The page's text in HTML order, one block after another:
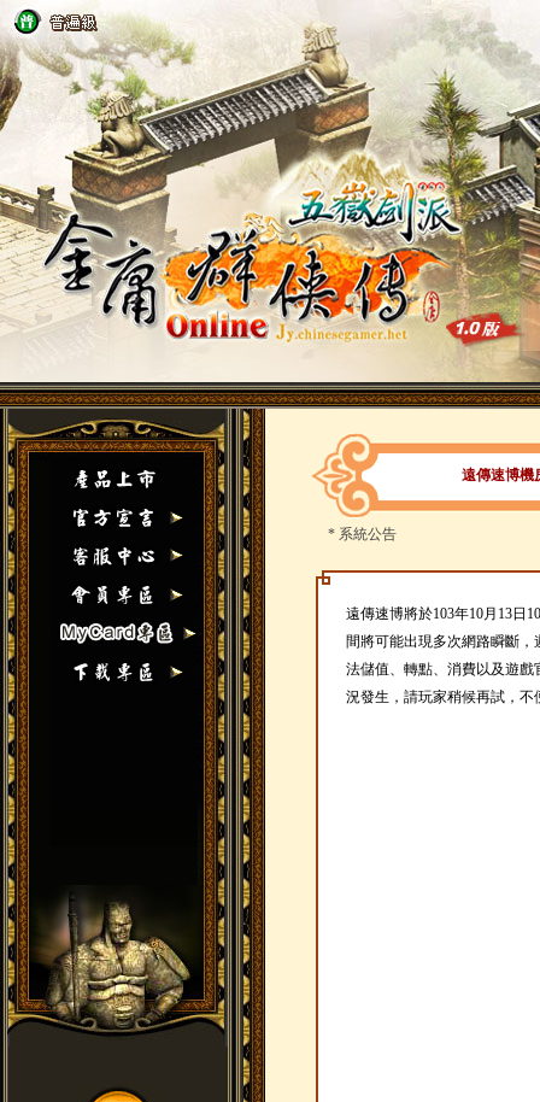
遠傳速博機
* 系統公告
遠傳速博將於103年10月13日
間將可能出現多次網路瞬斷
法儲值、轉點、消費以及遊
況發生，請玩家稍候再試，不